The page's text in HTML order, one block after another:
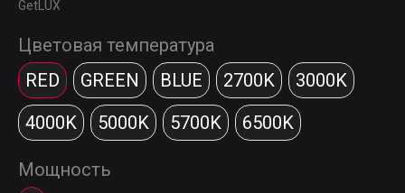
GetLUX
Цветовая температура
RED
GREEN BLUE 2700K
3000K
4000K
5000K 5700K 6500K
Мощность